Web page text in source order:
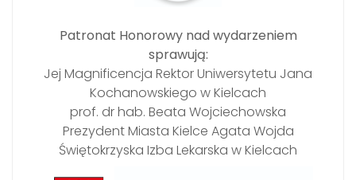
Patronat Honorowy nad wydarzeniem
sprawują:
Jej Magnificencja Rektor Uniwersytetu Jana
Kochanowskiego w Kielcach
prof. dr hab. Beata Wojciechowska
Prezydent Miasta Kielce Agata Wojda
Świętokrzyska Izba Lekarska w Kielcach